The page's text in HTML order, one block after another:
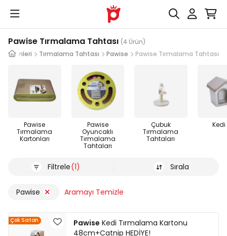
Pawise Tırmalama Tahtası (4 Ürün)
Ürünleri
Tırmalama Tahtası Pawise Pawise Tırmalama Tahtası
Pawise
Tırmalama
Kartonları
Pawise
Oyuncaklı
Tırmalama
Tahtaları
Çubuk
Tırmalama
Tahtaları
Kedi
Filtrele(1) Sırala
Pawise Aramayı Temizle
Çok Satan Pawise Kedi Tırmalama Kartonu
48cm+Catnip HEDİYE!